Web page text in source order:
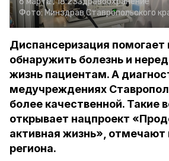
Фото:Минздрав Ставропольского
Диспансеризация помогает
обнаружить болезнь и
жизнь пациентам. А
медучреждениях
более качественной. Такие
открывает нацпроект
активная жизнь», отмечают
региона.